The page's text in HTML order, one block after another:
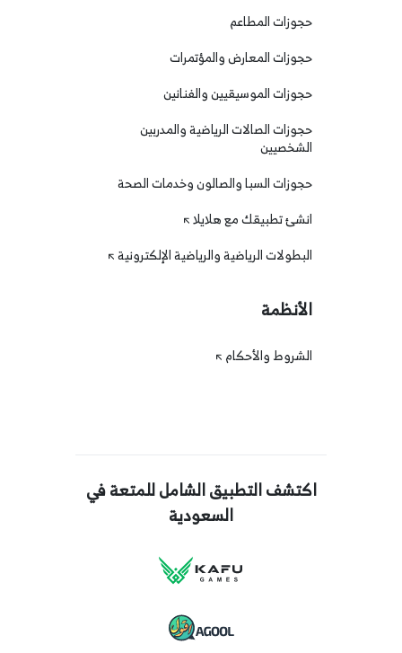
حجوزات المطاعم
حجوزات المعارض والمؤتمرات
حجوزات الموسيقيين والفنانين
حجوزات الصالات الرياضية والمدربين
الشخصيين
حجوزات السبا والصالون وخدمات الصحة
انشئ تطبيقك مع هلايلا
البطولات الرياضية والرياضية الإلكترونية
الأنظمة
الشروط والأحكام
اكتشف التطبيق الشامل للمتعة في
السعودية